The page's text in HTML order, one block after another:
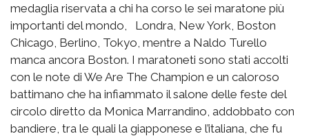
medaglia riservata a chi ha corso le sei maratone più
importanti del mondo, Londra, New York, Boston
Chicago, Berlino, Tokyo, mentre a Naldo Turello
manca ancora Boston. I maratoneti sono stati accolti
con le note di We Are The Champion e un caloroso
battimano che ha infiammato il salone delle feste del
circolo diretto da Monica Marrandino, addobbato con
bandiere, tra le quali la giapponese e l’italiana, che fu